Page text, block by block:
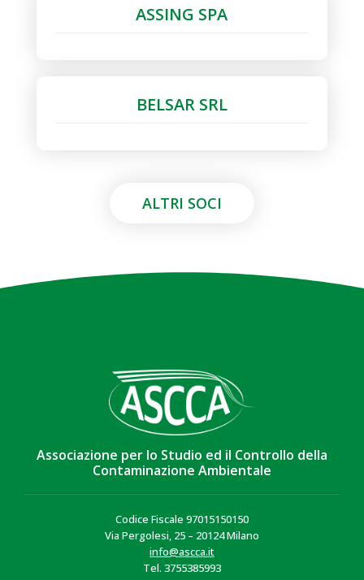
ASSING SPA
BELSAR SRL
ALTRI SOCI
Associazione per lo Studio ed il Controllo della
Contaminazione Ambientale
Codice Fiscale 97015150150
Via Pergolesi, 25 – 20124 Milano
info@ascca.it
Tel. 3755385993